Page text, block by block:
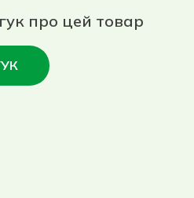
про цей товар